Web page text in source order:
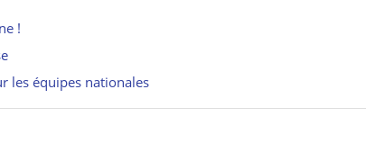
!
les équipes nationales